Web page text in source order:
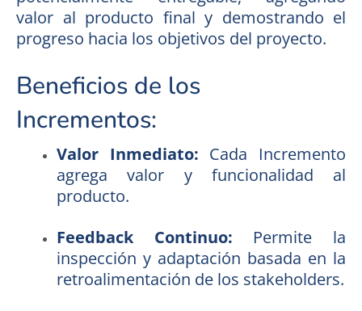
valor al producto final y demostrando el
progreso hacia los objetivos del proyecto.
Beneficios de los
Incrementos:
Valor Inmediato: Cada Incremento
agrega valor y funcionalidad al
producto.
Feedback Continuo: Permite la
inspección y adaptación basada en la
retroalimentación de los stakeholders.